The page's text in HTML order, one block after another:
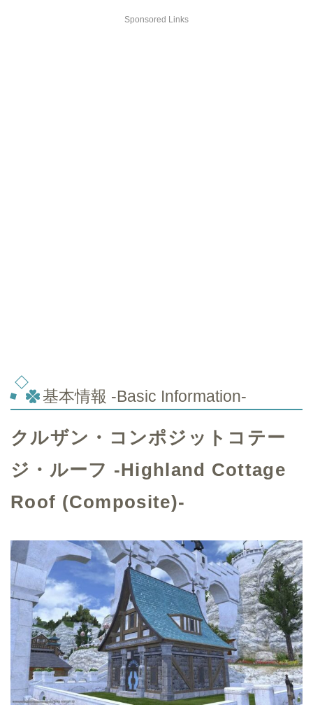
Sponsored Links
基本情報 -Basic Information-
クルザン・コンポジットコテー
ジ・ルーフ -Highland Cottage
Roof (Composite)-